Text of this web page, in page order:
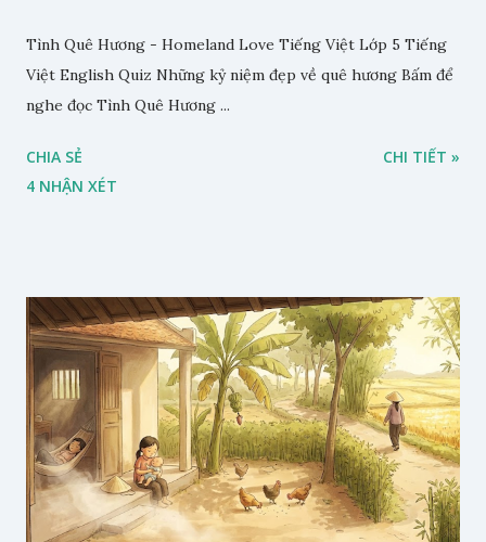
Tình Quê Hương - Homeland Love Tiếng Việt Lớp 5 Tiếng
Việt English Quiz Những kỷ niệm đẹp về quê hương Bấm để
nghe đọc Tình Quê Hương ...
CHIA SẺ
4 NHẬN XÉT
CHI TIẾT »